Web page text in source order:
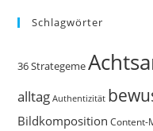
Schlagwörter
36 Strategeme
alltag Authentizität
Bildkomposition Content-